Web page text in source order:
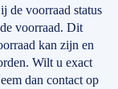
de voorraad status
voorraad. Dit
kan zijn en
Wilt u exact
dan contact op